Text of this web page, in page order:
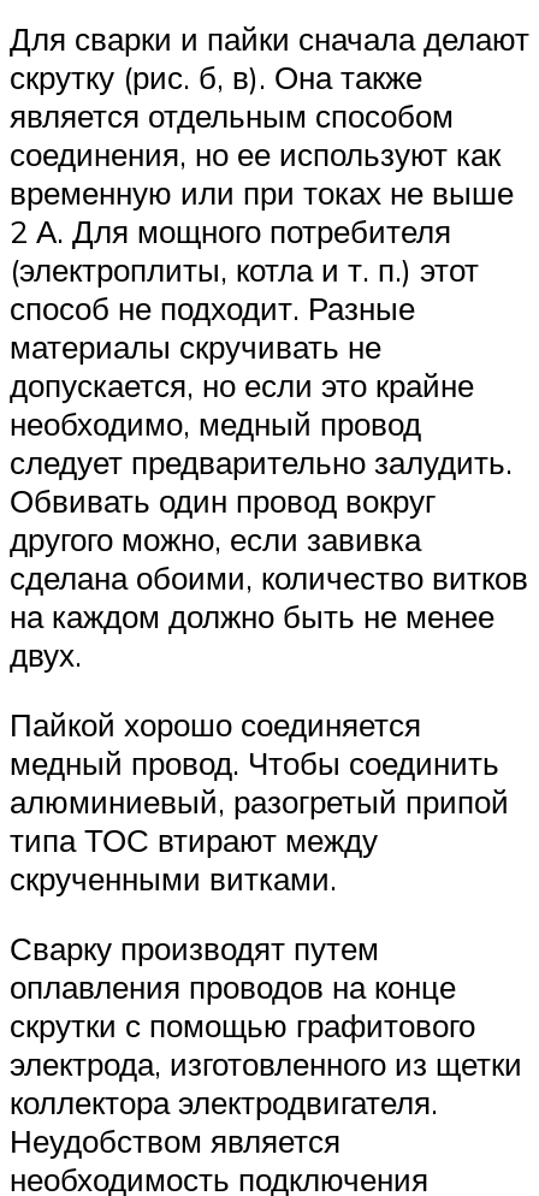
Для сварки и пайки сначала делают
скрутку (рис. б, в). Она также
является отдельным способом
соединения, но ее используют как
временную или при токах не выше
2 А. Для мощного потребителя
(электроплиты, котла и т. п.) этот
способ не подходит. Разные
материалы скручивать не
допускается, но если это крайне
необходимо, медный провод
следует предварительно залудить.
Обвивать один провод вокруг
другого можно, если завивка
сделана обоими, количество витков
на каждом должно быть не менее
двух.
Пайкой хорошо соединяется
медный провод. Чтобы соединить
алюминиевый, разогретый припой
типа ТОС втирают между
скрученными витками.
Сварку производят путем
оплавления проводов на конце
скрутки с помощью графитового
электрода, изготовленного из щетки
коллектора электродвигателя.
Неудобством является
необходимость подключения